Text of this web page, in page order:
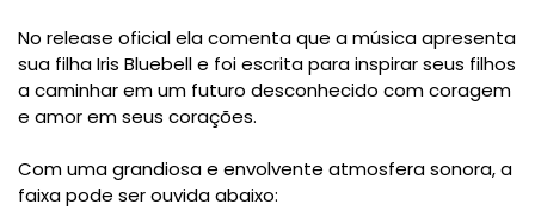
No release oficial ela comenta que a música apresenta
sua filha Iris Bluebell e foi escrita para inspirar seus filhos
a caminhar em um futuro desconhecido com coragem
e amor em seus corações.
Com uma grandiosa e envolvente atmosfera sonora, a
faixa pode ser ouvida abaixo: